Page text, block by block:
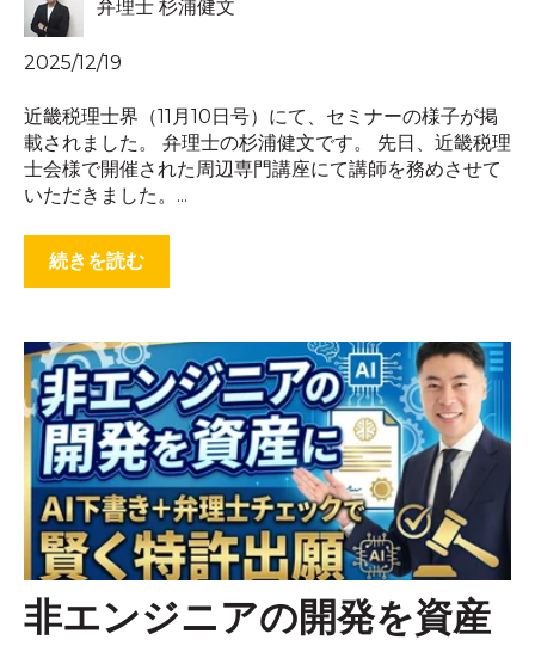
弁理士 杉浦健文
2025/12/19
近畿税理士界（11月10日号）にて、セミナーの様子が掲
載されました。 弁理士の杉浦健文です。 先日、近畿税理
士会様で開催された周辺専門講座にて講師を務めさせて
いただきました。...
続きを読む
非エンジニアの開発を資産